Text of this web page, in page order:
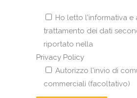
Ho letto l'informativa e
trattamento dei dati
riportato nella
Privacy Policy
Autorizzo l'invio di
commerciali (facoltativo)